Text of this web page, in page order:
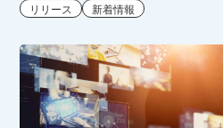
リリース
新着情報